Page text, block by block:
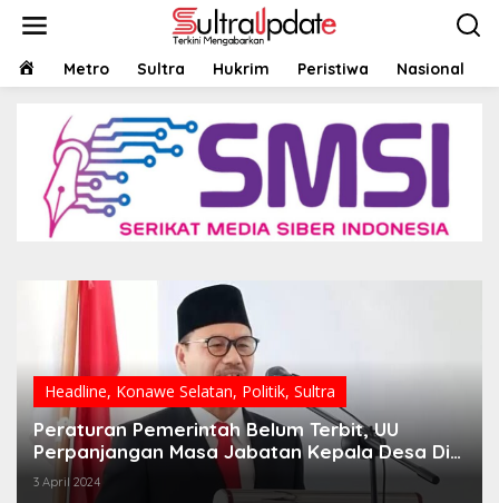
HOMEMetro Sultra Hukrim Peristiwa Nasional
Headline, Konawe Selatan, Politik, Sultra
Peraturan Pemerintah Belum Terbit, UU
Perpanjangan Masa Jabatan Kepala Desa Di
Konsel Belum Berlaku
3 April 2024